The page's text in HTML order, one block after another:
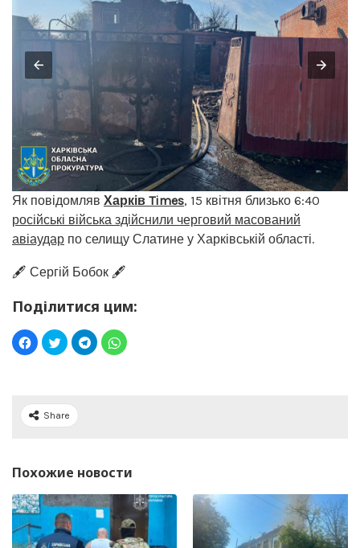
Як повідомляв Харків Times, 15 квітня близько 6:40
російські війська здійснили черговий масований
авіаудар по селищу Слатине у Харківській області.
🖋️ Сергій Бобок 🖋️
Поділитися цим:
Share
Похожие новости